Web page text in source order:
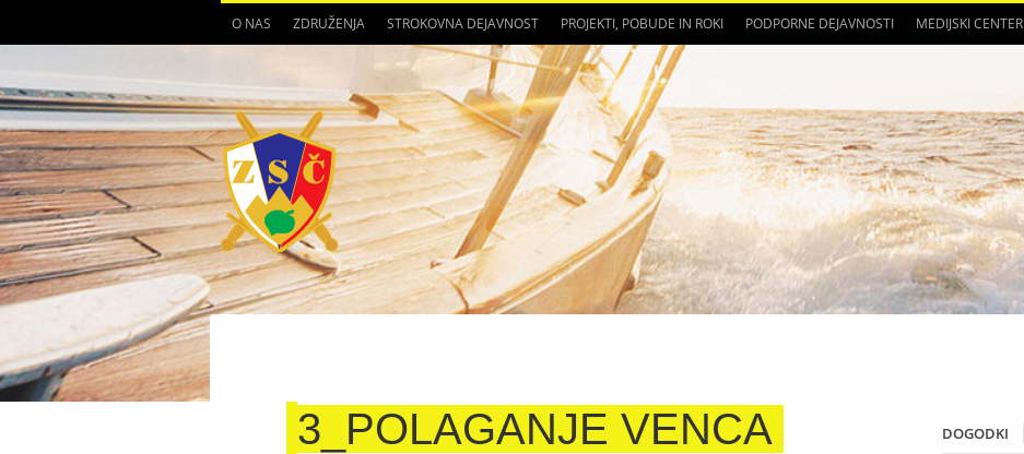
O NAS ZDRUŽENJA STROKOVNA DEJAVNOST PROJEKTI, POBUDE IN ROKI PODPORNE DEJAVNOSTI MEDIJSKI CENTER
3_POLAGANJE VENCA
DOGODKI